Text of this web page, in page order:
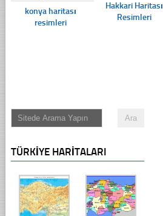
konya haritası
resimleri
Hakkari Haritası
Resimleri
TÜRKIYE HARITALARI